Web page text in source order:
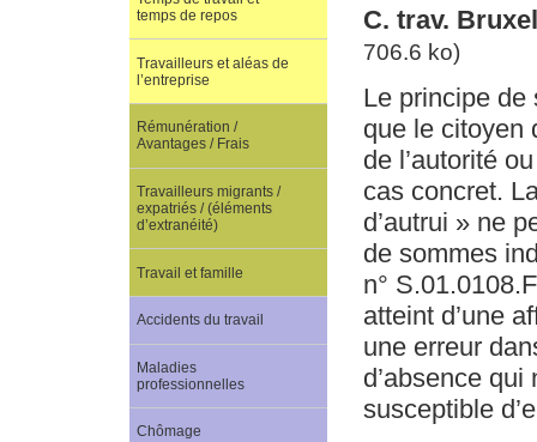
C. trav.
706.6 ko)
Le principe de
que le citoyen
de l’autorité
cas concret.
d’autrui » ne
de sommes
n°
atteint d’une
une erreur
d’absence
susceptible
temps de repos
Travailleurs et aléas de
l’entreprise
Rémunération /
Avantages / Frais
Travailleurs migrants /
expatriés / (éléments
d’extranéité)
Travail et famille
Accidents du travail
Maladies
professionnelles
Chômage